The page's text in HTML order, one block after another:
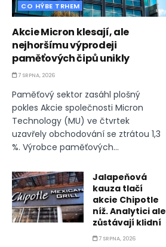
CO HÝBE TRHEM
Akcie Micron klesají, ale
nejhoršímu výprodeji
paměťových čipů unikly
7 SRPNA, 2026
Paměťový sektor zasáhl plošný
pokles Akcie společnosti Micron
Technology (MU) ve čtvrtek
uzavřely obchodování se ztrátou 1,3
%. Výrobce paměťových...
Jalapeňová
kauza tlačí
akcie Chipotle
níž. Analytici ale
zůstávají klidní
7 SRPNA, 2026